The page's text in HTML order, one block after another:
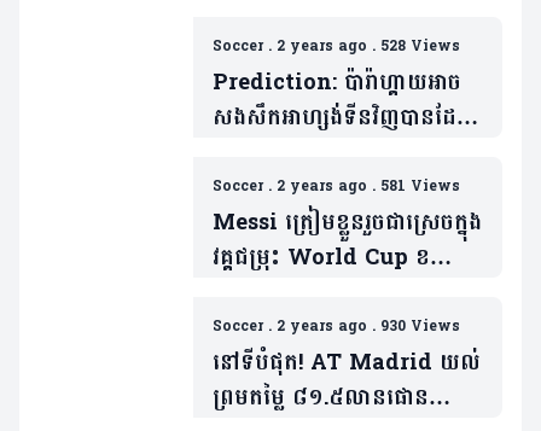
Soccer. 2 years ago . 528 Views
Prediction: ប៉ារ៉ាហ្គាយអាច
សងសឹកអាហ្សង់ទីនវិញបានដែរ
Soccer. 2 years ago . 581 Views
Messi ត្រៀមខ្លួនរួចជាស្រេចក្នុង
វគ្គជម្រុះ World Cup ខណៈ
ភាពស្រពិចស្រពិល
Soccer. 2 years ago . 930 Views
នៅទីបំផុត! AT Madrid យល់
ព្រមតម្លៃ ៨១.៥លានផោន